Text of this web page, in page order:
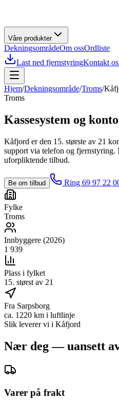
Våre produkter
DekningsområdeOm ossOrdliste
Last ned fjernstyringKontakt
Hjem/Dekningsområde/Troms/
Troms
Kassesystem og
Kåfjord er den 15. største av 21
support via telefon og
uforpliktende tilbud.
Be om tilbud Ring 69 97 22
Fylke
Troms
Innbyggere (2026)
1 939
Plass i fylket
15. størst av 21
Fra Sarpsborg
ca. 1220 km i luftlinje
Slik leverer vi i Kåfjord
Nær deg — uansett
Varer på frakt